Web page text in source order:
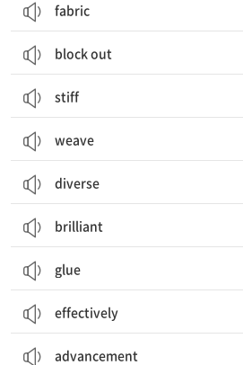
fabric
block out
stiff
weave
diverse
brilliant
glue
effectively
advancement